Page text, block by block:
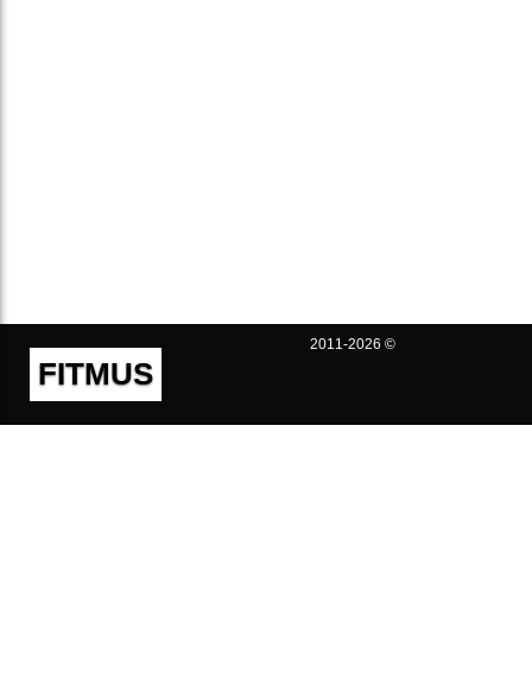
FITMUS
2011-2026 ©